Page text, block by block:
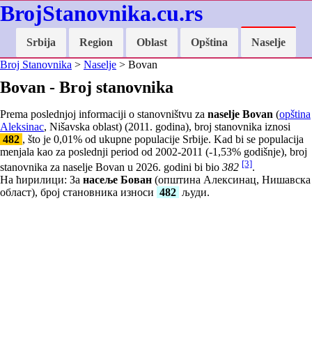
BrojStanovnika.cu.rs
Srbija Region Oblast Opština
Naselje
Broj Stanovnika > Naselje > Bovan
Bovan - Broj stanovnika
Prema poslednjoj informaciji o stanovništvu za naselje Bovan (opština
Aleksinac, Nišavska oblast) (2011. godina), broj stanovnika iznosi
482 , što je 0,01% od ukupne populacije Srbije. Kad bi se populacija
menjala kao za poslednji period od 2002-2011 (-1,53% godišnje), broj
stanovnika za naselje Bovan u 2026. godini bi bio 382 [3].
На ћирилици: За насеље Бован (општина Алексинац, Нишавска
област), број становника износи 482 људи.